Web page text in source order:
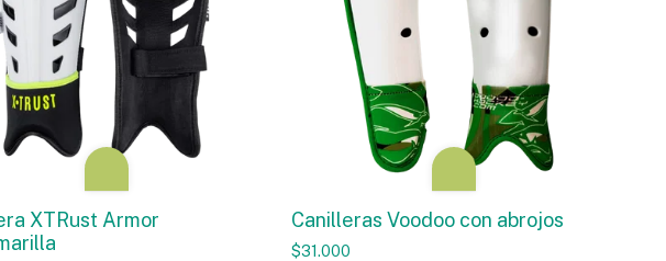
XTRust Armor
Canilleras Voodoo con abrojos
$31.000